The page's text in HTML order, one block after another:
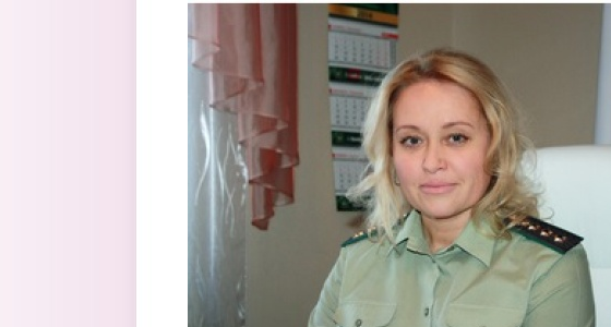
Перейти к основному содержанию